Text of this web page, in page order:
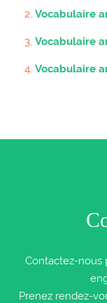
Vocabulaire
Vocabulaire
Vocabulaire
Contactez-nous
Prenez rendez-